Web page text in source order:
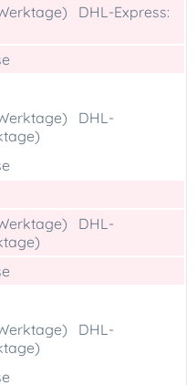
DHL-Express:
DHL-
DHL-
DHL-